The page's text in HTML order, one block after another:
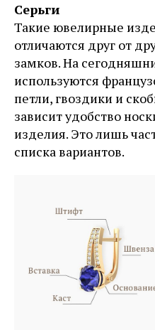
Серьги
Такие ювелирные
отличаются друг от
замков. На
используются
петли, гвоздики и
зависит удобство
изделия. Это лишь
списка вариантов.